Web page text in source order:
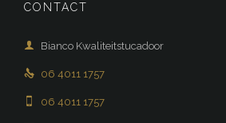
CONTACT
 Bianco Kwaliteitstucadoor
 06 4011 1757
06 4011 1757